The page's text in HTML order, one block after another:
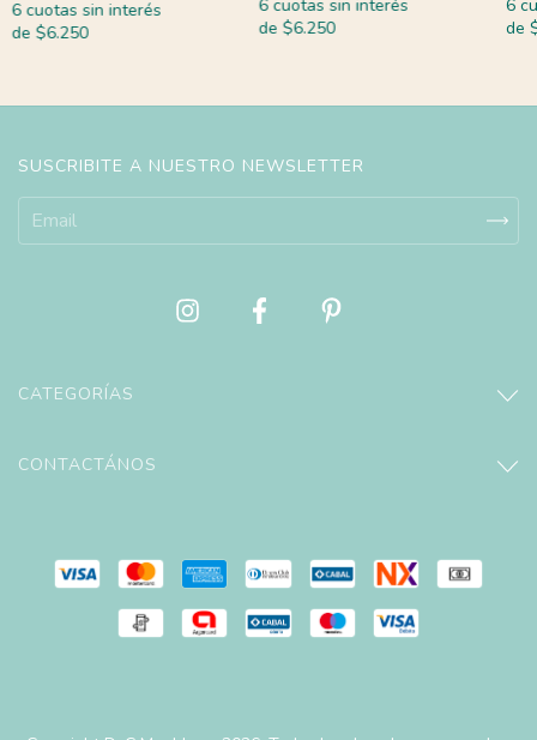
6 cuotas sin interés
de $6.250
6 cuotas sin interés
de $6.250
6
de
SUSCRIBITE A NUESTRO NEWSLETTER
CATEGORÍAS
CONTACTÁNOS